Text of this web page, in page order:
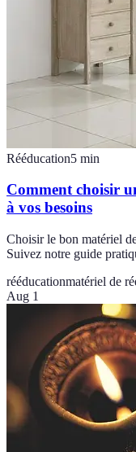
Rééducation5 min
Comment choisir
à vos besoins
Choisir le bon matériel
Suivez notre guide
rééducationmatériel de
Aug 1